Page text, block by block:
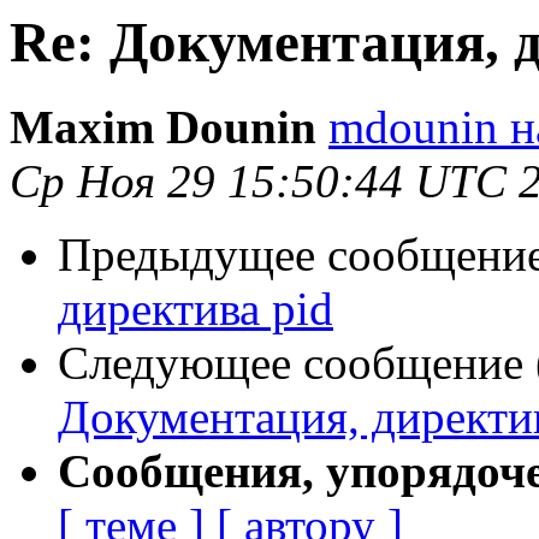
Re: Документация,
Maxim Dounin mdounin
Ср Ноя 29 15:50:44 UTC
Предыдущее
директива pid
Следующее сообщение
Документация,
Сообщения,
[ теме ] [ автору ]